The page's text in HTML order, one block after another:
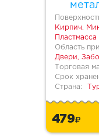
Кирпич,
Пластмасса
Область
Двери,
Торговая
Срок
Страна:
479